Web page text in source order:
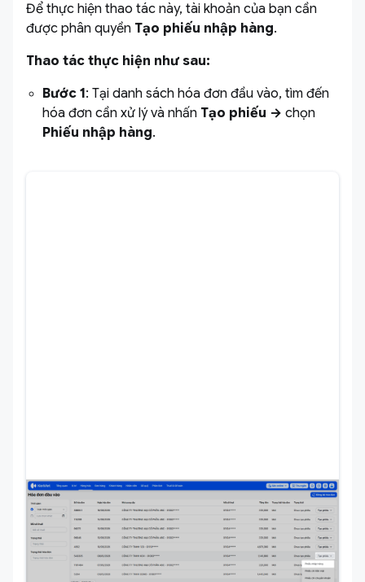
Để thực hiện thao tác này, tài khoản của bạn cần
được phân quyền Tạo phiếu nhập hàng.
Thao tác thực hiện như sau:
Bước 1: Tại danh sách hóa đơn đầu vào, tìm đến
hóa đơn cần xử lý và nhấn Tạo phiếu → chọn
Phiếu nhập hàng.